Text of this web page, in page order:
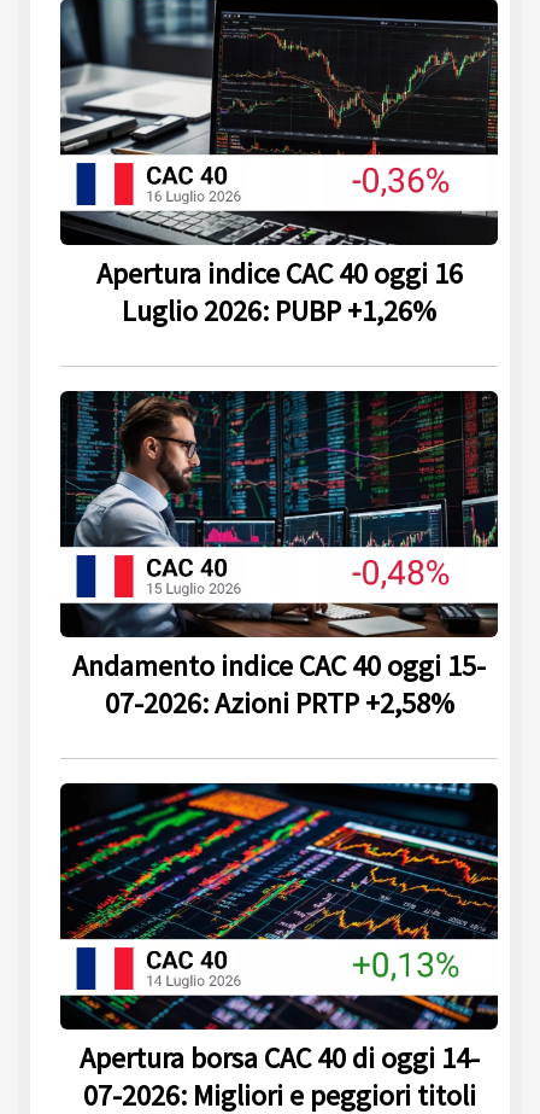
Apertura indice CAC 40 oggi 16
Luglio 2026: PUBP +1,26%
Andamento indice CAC 40 oggi 15-
07-2026: Azioni PRTP +2,58%
Apertura borsa CAC 40 di oggi 14-
07-2026: Migliori e peggiori titoli